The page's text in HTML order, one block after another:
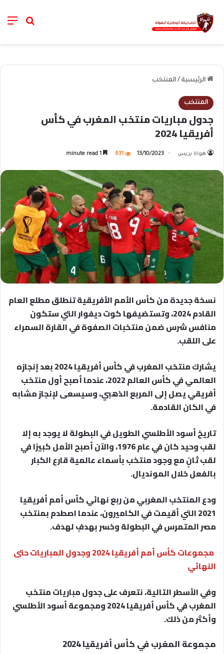
خانة
الرئيسية / المنتخب
المنتخب
جدول مباريات منتخب المغرب في كأس
أفريقيا 2024
هواة بريس 13/10/2023
631
نسخة جديدة من كأس الأمم الأفريقية تنطلق مطلع العام
القادم 2024، وتستضيفها كوت ديفوار التي ستكون
منافس شرس ضمن منتخبات الصفوة في القارة السمراء
على اللقب.
يشارك منتخب المغرب في كأس أفريقيا 2024 بعد إنجازه
العالمي في كأس العالم 2022، عندما أصبح أول منتخب
أفريقي يصل إلى المربع الذهبي، وسيسعى لإنجاز مشابه
في الكان القادمة.
تاريخ أسود الأطلسي الطويل في البطولة لا يوجد به إلا
لقب وحيد كان في عام 1976، والآن أصبح الأمل كبيرًا في
لقب ثانٍ مع وجود منتخب بأسماء عالمية قارع الكبار
بالفعل خلال المونديال.
ودع المنتخب المغربي من ربع نهائي كأس أمم أفريقيا
2021 التي أقيمت في الكاميرون، عندما اصطدم بمنتخب
مصر المتمرس في البطولة وخسر بهدفٍ لهدف.
مجموعات كأس أمم أفريقيا 2024 وجدول المباريات حتى
النهائي
وفي الأسطر التالية، نتعرف على جدول مباريات منتخب
المغرب في كأس أفريقيا 2024 ومجموعة أسود الأطلسي
وأكثر من ذلك.
مجموعة المغرب في كأس أفريقيا 2024